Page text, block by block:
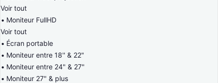
Voir tout
Moniteur FullHD
Voir tout
Écran portable
Moniteur entre 18'' & 22"
Moniteur entre 24" & 27"
Moniteur 27" & plus